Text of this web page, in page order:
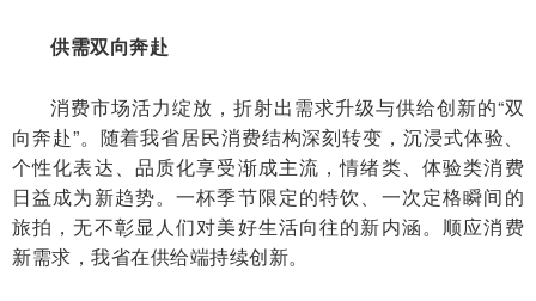
供需双向奔赴
消费市场活力绽放，折射出需求升级与供给创新的“双
向奔赴”。随着我省居民消费结构深刻转变，沉浸式体验、
个性化表达、品质化享受渐成主流，情绪类、体验类消费
日益成为新趋势。一杯季节限定的特饮、一次定格瞬间的
旅拍，无不彰显人们对美好生活向往的新内涵。顺应消费
新需求，我省在供给端持续创新。